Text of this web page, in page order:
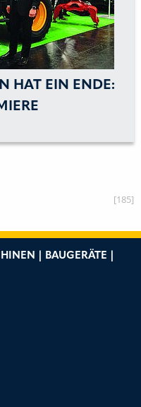
HAT EIN ENDE:
[185]
| BAUGERÄTE |